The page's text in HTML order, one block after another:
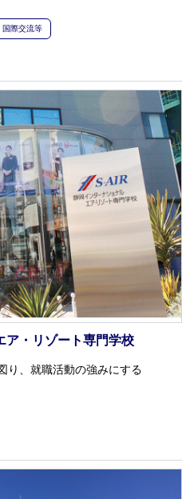
国際交流等
ア・リゾート専門学校
り、就職活動の強みにする